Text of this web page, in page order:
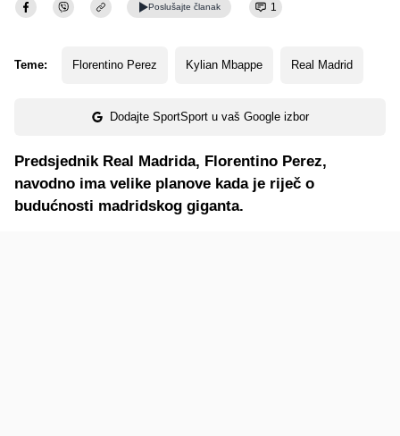
Poslušajte članak 1
Teme: Florentino Perez Kylian Mbappe Real Madrid
Dodajte SportSport u vaš Google izbor
Predsjednik Real Madrida, Florentino Perez,
navodno ima velike planove kada je riječ o
budućnosti madridskog giganta.